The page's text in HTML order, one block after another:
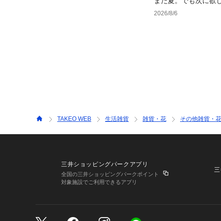
2026/8/6
TAKEO WEB 生活雑貨 雑貨・花 その他雑貨・花
三井ショッピングパークアプリ
全国の三井ショッピングパークポイント
対象施設でご利用できるアプリ